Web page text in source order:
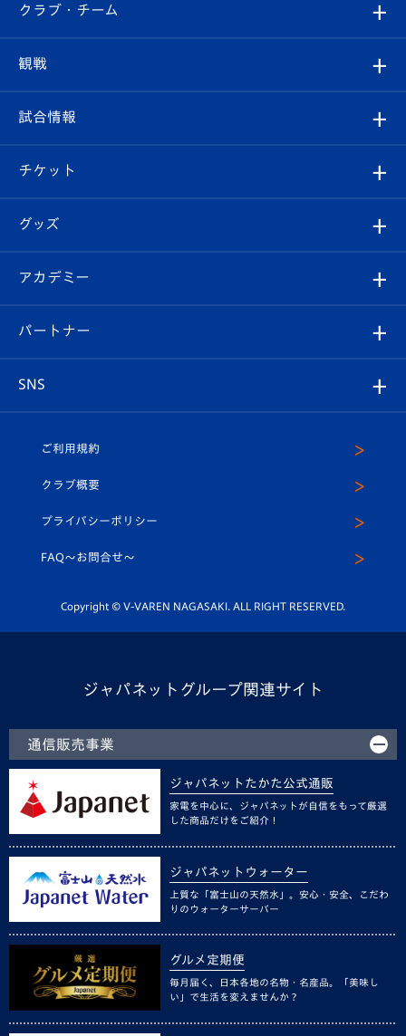
すべて
クラブ
試合情報
チケット
イベント
メディア
ホームタウン
クラブ・チーム
クラブ概要
エンブレム紹介
スタッフプロフィール
マスコット紹介
平和祈念活動
ホームタウン活動
観戦
観戦ルール
はじめての観戦ガイド
Revive Team
ヴィヴィくんの長崎おもてなしガイド
試合情報
試合日程/結果
フォトギャラリー
スタジアムグルメ
チケット
チケット
V-LOVERS（ファンクラブ）
プレイヤーズスイート
グッズ
オンラインショップ
店舗情報
アカデミー
育成からのお知らせ
U-18
スクール
パートナー
SNS
ヴィヴィくんインスタグラム
公式LINE＠
ご利用規約
クラブ概要
プライバシーポリシー
FAQ〜お問合せ〜
Copyright © V-VAREN NAGASAKI. ALL RIGHT RESERVED.
ジャパネットグループ関連サイト
通信販売事業
ジャパネットたかた公式通販
家電を中心に、ジャパネットが自信をもって厳選
した商品だけをご紹介！
ジャパネットウォーター
上質な「富士山の天然水」。安心・安全、こだわ
りのウォーターサーバー
グルメ定期便
毎月届く、日本各地の名物・名産品。「美味し
い」で生活を変えませんか？